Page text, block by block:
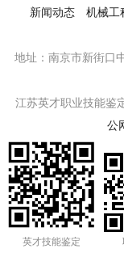
新闻动态 机械工
地址：南京市新街口
江苏英才职业技能鉴
公
英才技能鉴定